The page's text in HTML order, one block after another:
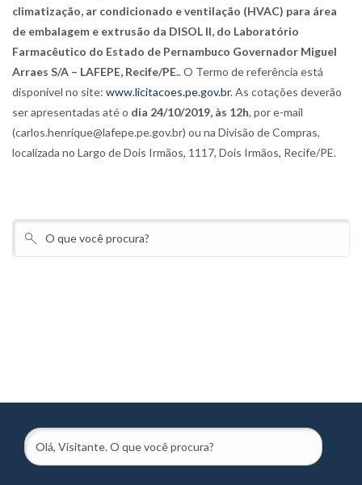
climatização, ar condicionado e ventilação (HVAC) para área
de embalagem e extrusão da DISOL II, do Laboratório
Farmacêutico do Estado de Pernambuco Governador Miguel
Arraes S/A – LAFEPE, Recife/PE.. O Termo de referência está
disponível no site: www.licitacoes.pe.gov.br. As cotações deverão
ser apresentadas até o dia 24/10/2019, às 12h, por e-mail
(carlos.henrique@lafepe.pe.gov.br) ou na Divisão de Compras,
localizada no Largo de Dois Irmãos, 1117, Dois Irmãos, Recife/PE.